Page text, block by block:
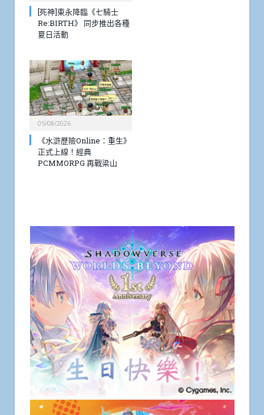
[死神]東永降臨《七騎士
Re:BIRTH》 同步推出各種
夏日活動
05/08/2026
《水滸歷險Online：重生》
正式上線！經典
PCMMORPG 再戰梁山